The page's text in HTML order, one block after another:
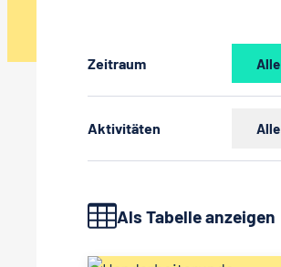
Zeitraum Alle
Aktivitäten Alle
Als Tabelle anzeigen